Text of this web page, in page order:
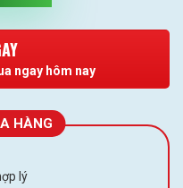
ngay hôm nay
HÀNG
lý